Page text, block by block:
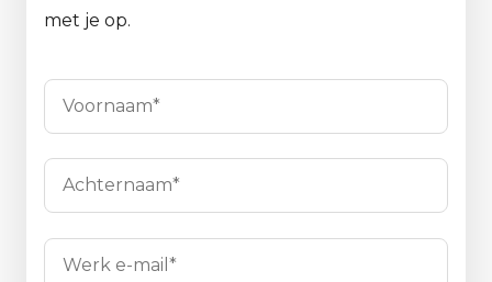
met je op.